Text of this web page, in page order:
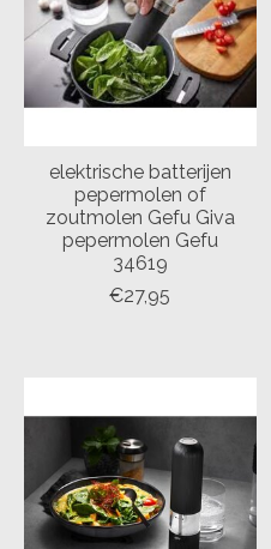
elektrische batterijen
pepermolen of
zoutmolen Gefu Giva
pepermolen Gefu
34619
€27,95